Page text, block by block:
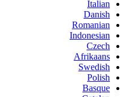
Italian
Danish
Romanian
Indonesian
Czech
Afrikaans
Swedish
Polish
Basque